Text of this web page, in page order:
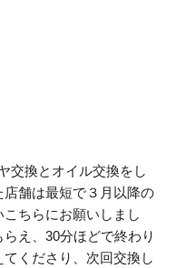
交換とオイル交換をし
舗は最短で３月以降の
ちらにお願いしまし
え、30分ほどで終わり
くださり、次回交換し